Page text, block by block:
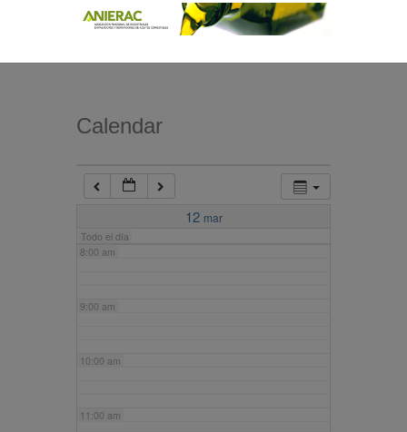
Calendar
12 mar
Todo el día
7:00 am
8:00 am
9:00 am
10:00 am
11:00 am